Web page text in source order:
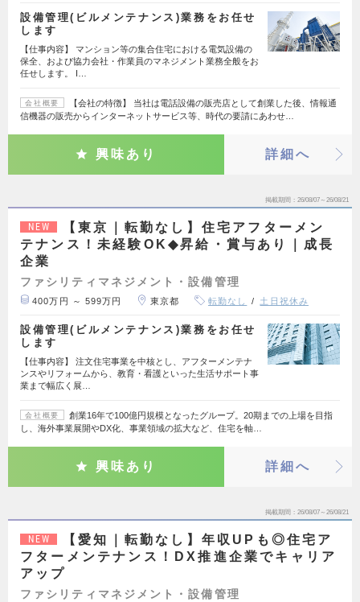
設備管理(ビルメンテナンス)業務をお任せ
します
【仕事内容】 マンション等の集合住宅における電気設備の
保全、および協力会社・作業員のマネジメント業務全般をお
任せします。 I…
会社概要
【会社の特徴】 当社は電話設備の販売店として創業した後、情報通
信機器の販売からインターネットサービス等、時代の要請にあわせ…
興味あり 詳細へ
掲載期間 26/08/07～26/08/21
NEW
【東京｜転勤なし】住宅アフターメン
テナンス！未経験OK◆昇給・賞与あり｜成長
企業
ファシリティマネジメント・設備管理
400万円 ～ 599万円 東京都 転勤なし 土日祝休み
設備管理(ビルメンテナンス)業務をお任せ
します
【仕事内容】 注文住宅事業を中核とし、アフターメンテナ
ンスやリフォームから、教育・看護といった生活サポート事
業まで幅広く展…
会社概要
創業16年で100億円規模となったグループ。20期までの上場を目指
し、海外事業展開やDX化、事業領域の拡大など、住宅を軸…
興味あり 詳細へ
掲載期間 26/08/07～26/08/21
NEW
【愛知｜転勤なし】年収UPも◎住宅ア
フターメンテナンス！DX推進企業でキャリア
アップ
ファシリティマネジメント・設備管理